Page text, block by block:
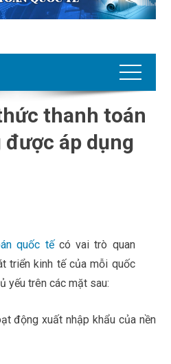
thanh toán
áp dụng
quốc tếcó vai trò quan
triển kinh tế của mỗi quốc
yếu trên các mặt sau:
động xuất nhập khẩu của nền